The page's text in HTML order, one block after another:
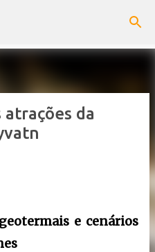
atrações da
e cenários